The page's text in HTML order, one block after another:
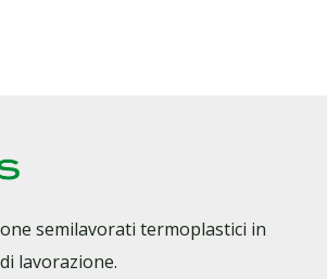
semilavorati termoplastici in
lavorazione.